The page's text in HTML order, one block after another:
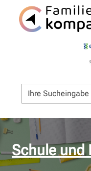
© Bildnachweis
Schule und